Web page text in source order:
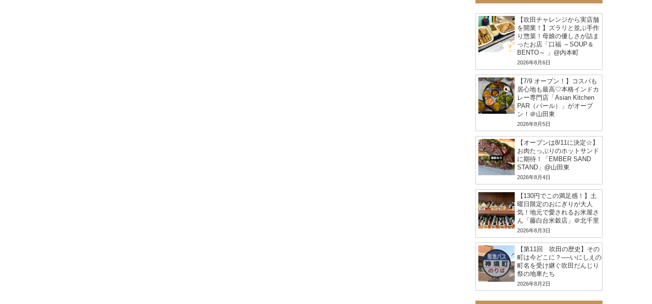
【吹田チャレンジから実店舗
を開業！】ズラリと並ぶ手作
り惣菜！母娘の優しさが詰ま
ったお店「口福 ～SOUP＆
BENTO～ 」@内本町
2026年8月6日
【7/9 オープン！】コスパも
居心地も最高♡本格インドカ
レー専門店「Asian Kitchen
PAR（パール）」がオープ
ン！＠山田東
2026年8月5日
【オープンは8/11に決定☆】
お肉たっぷりのホットサンド
に期待！「EMBER SAND
STAND」@山田東
2026年8月4日
【130円でこの満足感！】土
曜日限定のおにぎりが大人
気！地元で愛されるお米屋さ
ん「藤白台米穀店」＠北千里
2026年8月3日
【第11回 吹田の歴史】その
町は今どこに？──いにしえの
町名を受け継ぐ吹田だんじり
祭の地車たち
2026年8月2日